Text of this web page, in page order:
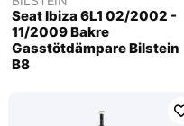
Seat Ibiza 6L1 02/2002 -
11/2009 Bakre
Gasstötdämpare Bilstein
B8